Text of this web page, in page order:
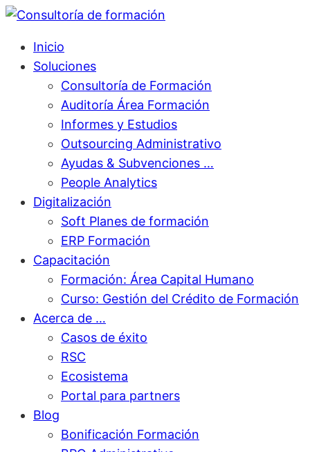
Inicio
Soluciones
Consultoría de Formación
Auditoría Área Formación
Informes y Estudios
Outsourcing Administrativo
Ayudas & Subvenciones …
People Analytics
Digitalización
Soft Planes de formación
ERP Formación
Capacitación
Formación: Área Capital Humano
Curso: Gestión del Crédito de Formación
Acerca de …
Casos de éxito
RSC
Ecosistema
Portal para partners
Blog
Bonificación Formación